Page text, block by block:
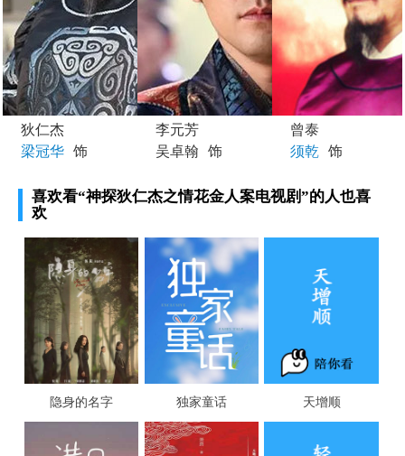
狄仁杰
梁冠华 饰
李元芳
吴卓翰 饰
曾泰
须乾 饰
喜欢看“神探狄仁杰之情花金人案电视剧”的人也喜
欢
隐身的名字 独家童话 天增顺